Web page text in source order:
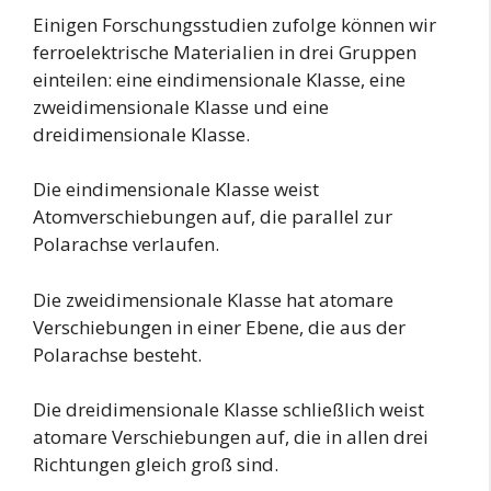
Einigen Forschungsstudien zufolge können wir
ferroelektrische Materialien in drei Gruppen
einteilen: eine eindimensionale Klasse, eine
zweidimensionale Klasse und eine
dreidimensionale Klasse.
Die eindimensionale Klasse weist
Atomverschiebungen auf, die parallel zur
Polarachse verlaufen.
Die zweidimensionale Klasse hat atomare
Verschiebungen in einer Ebene, die aus der
Polarachse besteht.
Die dreidimensionale Klasse schließlich weist
atomare Verschiebungen auf, die in allen drei
Richtungen gleich groß sind.